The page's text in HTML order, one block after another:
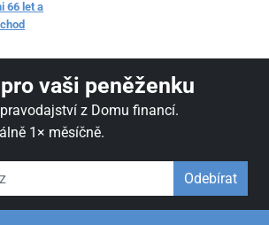
66 let a
vaši peněženku
z Domu financí.
1× měsíčně.
Odebírat